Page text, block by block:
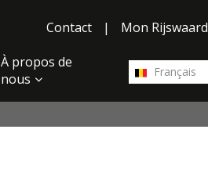
Contact
| Mon Rijswaard
Français
À propos de
nous